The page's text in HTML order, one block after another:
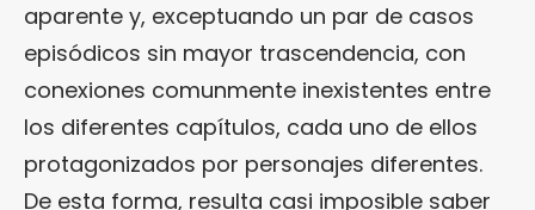
aparente y, exceptuando un par de casos
episódicos sin mayor trascendencia, con
conexiones comunmente inexistentes entre
los diferentes capítulos, cada uno de ellos
protagonizados por personajes diferentes.
De esta forma, resulta casi imposible saber